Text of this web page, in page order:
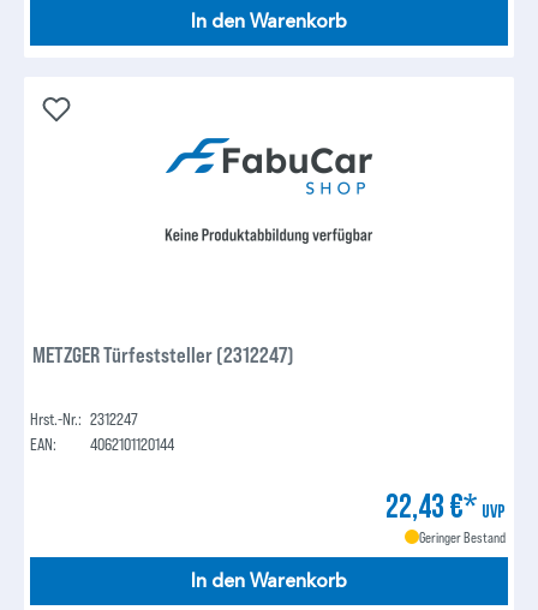
In den Warenkorb
METZGER Türfeststeller (2312247)
Hrst.-Nr.: 2312247
EAN:
4062101120144
22,43 €* UVP
Geringer Bestand
In den Warenkorb